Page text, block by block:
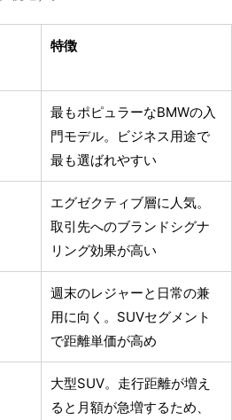
特徴
最もポピュラーなBMWの入
門モデル。ビジネス用途で
最も選ばれやすい
エグゼクティブ層に人気。
取引先へのブランドシグナ
リング効果が高い
週末のレジャーと日常の兼
用に向く。SUVセグメント
で距離単価が高め
大型SUV。走行距離が増え
ると月額が急増するため、